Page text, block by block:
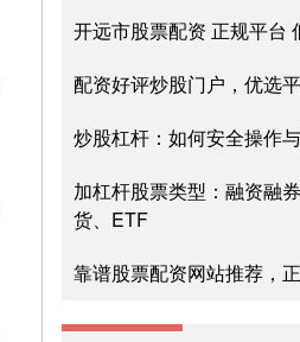
开远市股票配资 正规平台
配资好评炒股门户，优选
炒股杠杆：如何安全操作
加杠杆股票类型：融资融
货、ETF
靠谱股票配资网站推荐，